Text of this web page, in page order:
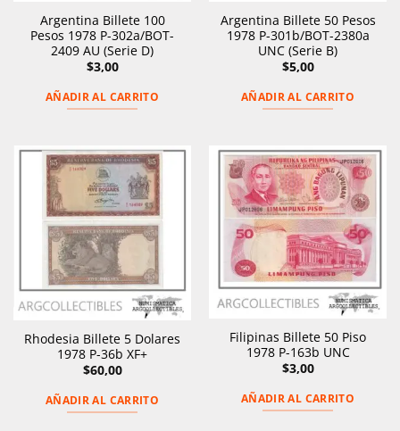
Argentina Billete 100
Pesos 1978 P-302a/BOT-
2409 AU (Serie D)
$3,00
AÑADIR AL CARRITO
Argentina Billete 50 Pesos
1978 P-301b/BOT-2380a
UNC (Serie B)
$5,00
AÑADIR AL CARRITO
Rhodesia Billete 5 Dolares
1978 P-36b XF+
$60,00
AÑADIR AL CARRITO
Filipinas Billete 50 Piso
1978 P-163b UNC
$3,00
AÑADIR AL CARRITO